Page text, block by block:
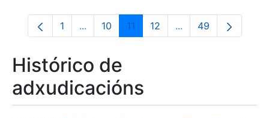
Páxina
1 ...Páxinas intermedias Use pestaña para
Páxina
10 Páxina
11 Páxina
12 ...PáxinasPáxina
49
Histórico de
adxudicacións